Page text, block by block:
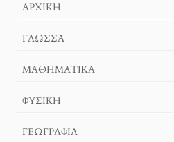
ΑΡΧΙΚΉ
ΓΛΏΣΣΑ
ΜΑΘΗΜΑΤΙΚΆ
ΦΥΣΙΚΗ
ΓΕΩΓΡΑΦΊΑ